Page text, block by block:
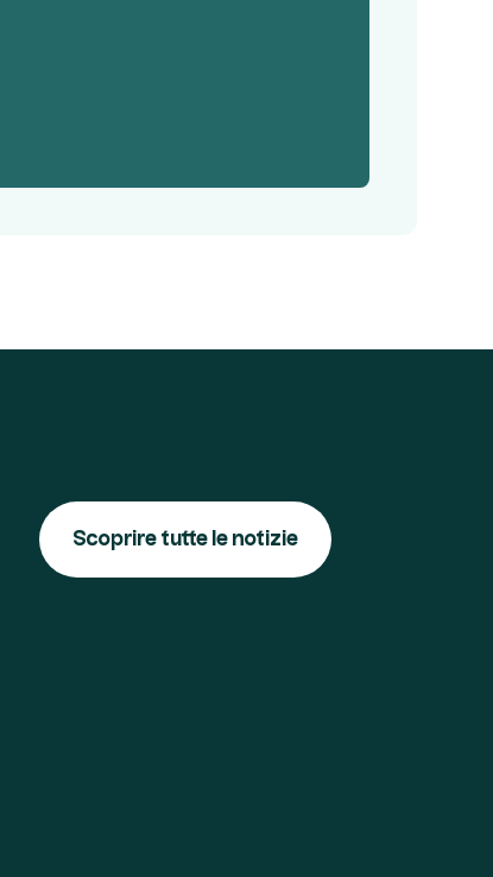
Scoprire tutte le notizie